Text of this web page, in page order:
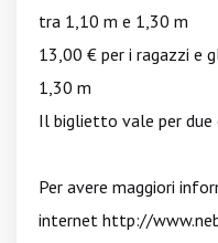
tra 1,10 m e 1,30 m
13,00 € per i ragazzi e
1,30 m
Il biglietto vale per
Per avere maggiori
internet http://